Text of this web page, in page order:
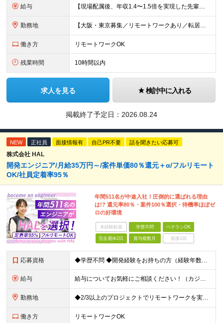
給与 【現場配属後、年収1.4〜1.5倍を実現した先輩も！残業代全額支給】 ◆給与は経験やスキルに応じて決定します ◆年俸制250万円～350万円（1/12を月々支給） ≪年収UPの例≫ ◎飲食業からのキ
勤務地 【大阪・東京募集／リモートワークあり／転居を伴う転勤なし】 東京本社、大阪事務所、または東京23区内・関西（大阪・兵庫）の各クライアント先勤務 ◆入社後、約1年間はクライアント先ではなく 自社内（東
働き方 リモートワークOK
残業時間 10時間以内
求人を見る 検討中に入れる
掲載終了予定日： 2026.08.24
NEW 正社員 面接情報有 自己PR不要 話を聞きたい応募可
株式会社 HAL
開発エンジニア/月給35万円～/案件単価80％還元＋α/フルリモート
OK/社員定着率95％
年間511名が中途入社！圧倒的に選ばれる理由
は!? 還元率80％・案件100％選択・待機率ほぼゼ
ロの好環境
未経験歓迎 学歴不問 ベテランOK
完全週休2日 賞与複数月 面接1回
応募資格 ◆学歴不問 ◆開発経験をお持ちの方（経験年数不問） ＜こんな方は大歓迎！＞ ◎今の収入をもっと増やしたい ◎もっと上流の案件で活躍したい ◎将来のキャリアにつながる案件に携わりたい ◎自分のやりたい
給与 給与についてお気軽にご相談ください！（カジュアル面談可能） 月給35万円～＋各種手当＋賞与2回 ※固定残業代は、時間外労働の有無に関わらず40時間分を87,500円～支給 ※超過分は別途支給 ※試用
勤務地 ◆2/3以上のプロジェクトでリモートワークを実施中！ ≪自社拠点≫ ・東京本社／東京都千代田区丸の内二丁目6番1号 丸の内パークビルディング6階 ・関西支社／⼤阪府⼤阪市中央区安⼟町2-3-13 ⼤
働き方 リモートワークOK